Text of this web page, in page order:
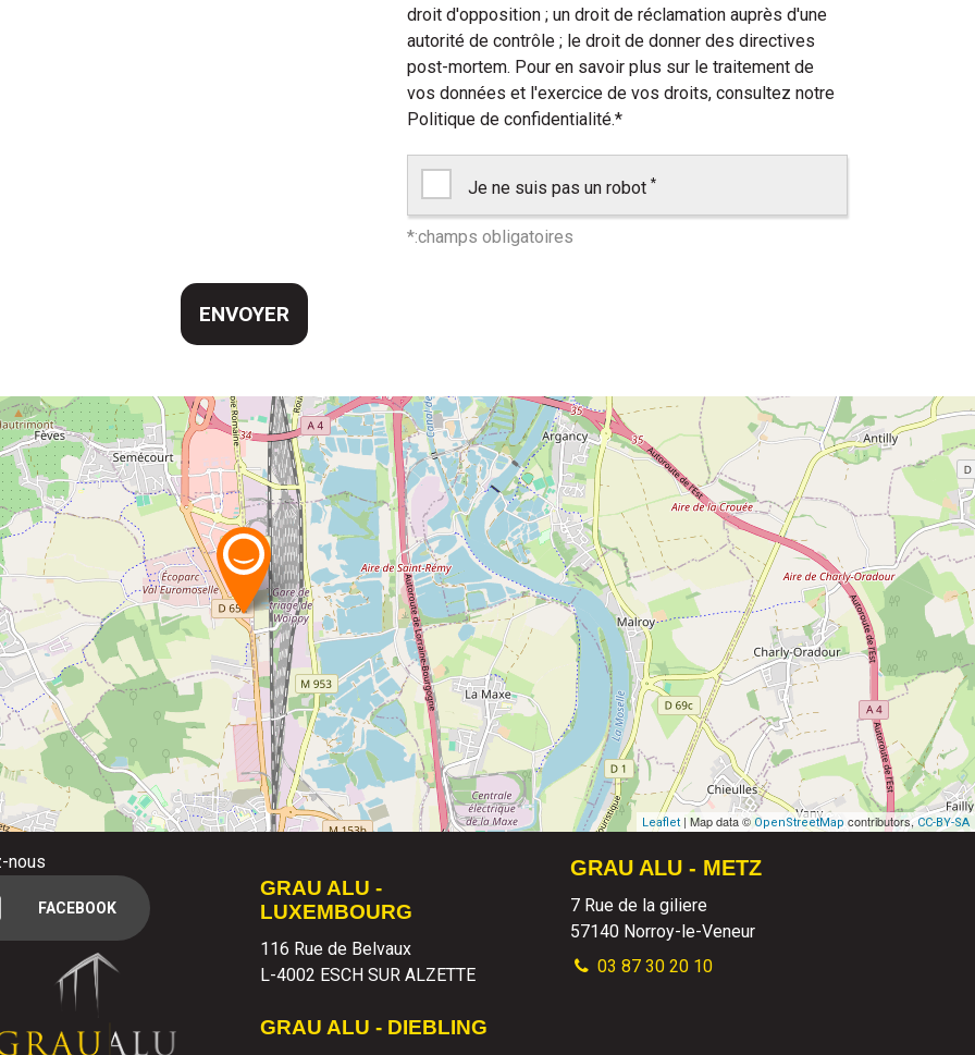
droit d'opposition ; un droit de réclamation auprès d'une
autorité de contrôle ; le droit de donner des directives
post-mortem. Pour en savoir plus sur le traitement de
vos données et l'exercice de vos droits, consultez notre
Politique de confidentialité.*
Je ne suis pas un robot *
Leaflet | Map data © OpenStreetMap contributors, CC-BY-SA
nous
FACEBOOK
GRAU ALU -
LUXEMBOURG
116 Rue de Belvaux
L-4002 ESCH SUR ALZETTE
GRAU ALU - DIEBLING
GRAU ALU - METZ
7 Rue de la giliere
57140 Norroy-le-Veneur
03 87 30 20 10